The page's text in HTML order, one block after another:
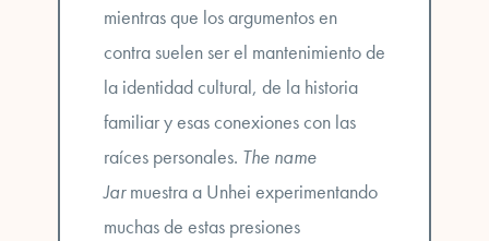
mientras que los argumentos en
contra suelen ser el mantenimiento de
la identidad cultural, de la historia
familiar y esas conexiones con las
raíces personales. The name
Jarmuestra a Unhei experimentando
muchas de estas presiones